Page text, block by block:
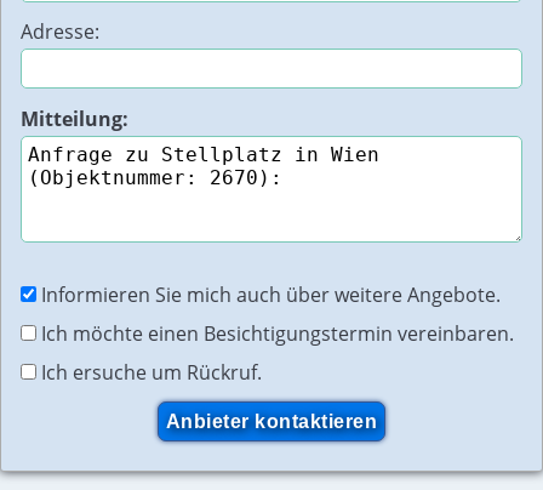
Adresse:
Mitteilung:
Informieren Sie mich auch über weitere Angebote.
Ich möchte einen Besichtigungstermin vereinbaren.
Ich ersuche um Rückruf.